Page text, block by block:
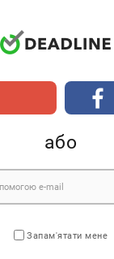
або
Запам'ятати мене